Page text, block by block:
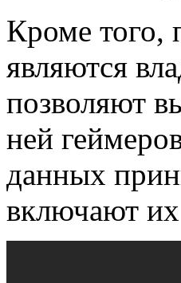
Кроме того,
являются
позволяют
ней
данных
включают